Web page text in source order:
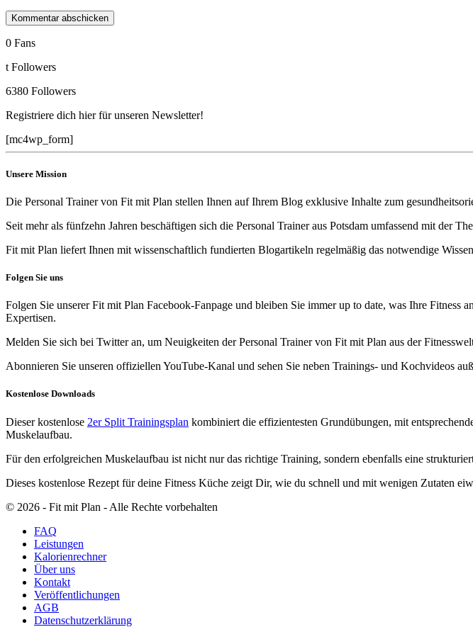
0 Fans
t Followers
6380 Followers
Registriere dich hier für unseren Newsletter!
[mc4wp_form]
Unsere Mission
Die Personal Trainer von Fit mit Plan stellen Ihnen auf Ihrem Blog exklusive Inhalte zum
Seit mehr als fünfzehn Jahren beschäftigen sich die Personal Trainer aus Potsdam umfassend mit der
Fit mit Plan liefert Ihnen mit wissenschaftlich fundierten Blogartikeln regelmäßig das notwendige
Folgen Sie uns
Folgen Sie unserer Fit mit Plan Facebook-Fanpage und bleiben Sie immer up to date, was Ihre
Expertisen.
Melden Sie sich bei Twitter an, um Neuigkeiten der Personal Trainer von Fit mit Plan aus der
Abonnieren Sie unseren offiziellen YouTube-Kanal und sehen Sie neben Trainings- und Kochvideos
Kostenlose Downloads
Dieser kostenlose 2er Split Trainingsplan kombiniert die effizientesten Grundübungen, mit
Muskelaufbau.
Für den erfolgreichen Muskelaufbau ist nicht nur das richtige Training, sondern ebenfalls eine
Dieses kostenlose Rezept für deine Fitness Küche zeigt Dir, wie du schnell und mit wenigen Zutaten
© 2026 ‐ Fit mit Plan - Alle Rechte vorbehalten
FAQ
Leistungen
Kalorienrechner
Über uns
Kontakt
Veröffentlichungen
AGB
Datenschutzerklärung